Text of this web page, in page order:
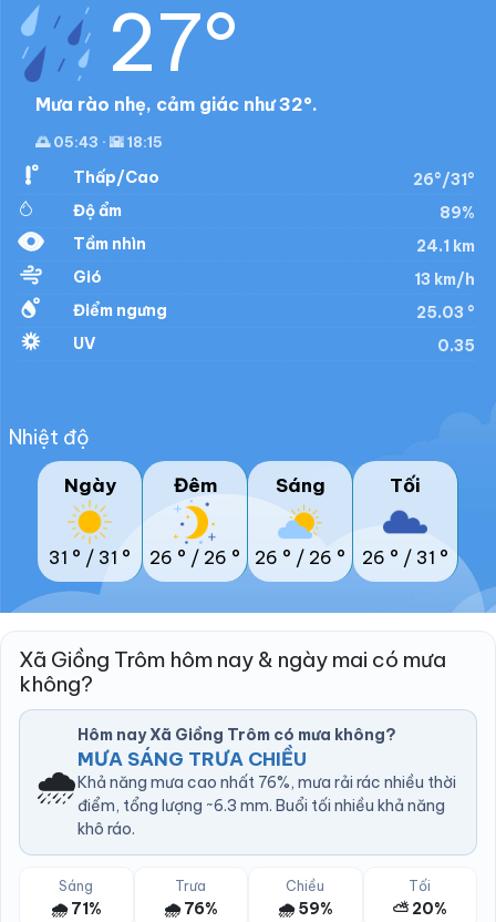
27°
Mưa rào nhẹ, cảm giác như 32°.
🌅 05:43 · 🌇 18:15
Thấp/Cao
26°/31°
Độ ẩm
89%
Tầm nhìn
24.1 km
Gió
13 km/h
Điểm ngưng
25.03 °
UV
0.35
Nhiệt độ
Ngày
31 ° / 31 °
Đêm
26 ° / 26 °
Sáng
26 ° / 26 °
Tối
26 ° / 31 °
Xã Giồng Trôm hôm nay & ngày mai có mưa
không?
🌧️
Hôm nay Xã Giồng Trôm có mưa không?
MƯA SÁNG TRƯA CHIỀU
Khả năng mưa cao nhất 76%, mưa rải rác nhiều thời
điểm, tổng lượng ~6.3 mm. Buổi tối nhiều khả năng
khô ráo.
Sáng
🌧️ 71%
Trưa
🌧️ 76%
Chiều
🌧️ 59%
Tối
⛅ 20%